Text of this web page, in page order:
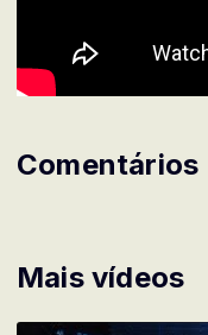
Mais vídeos
Comentários